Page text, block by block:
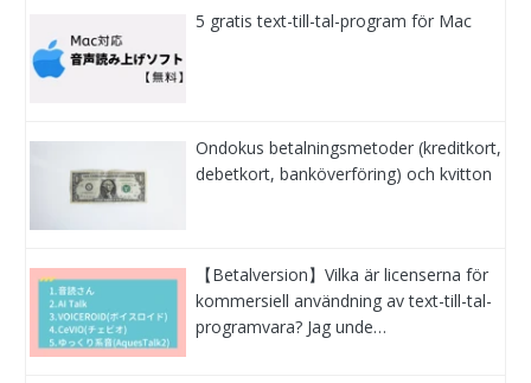
5 gratis text-till-tal-program för Mac
Ondokus betalningsmetoder (kreditkort,
debetkort, banköverföring) och kvitton
【Betalversion】Vilka är licenserna för
kommersiell användning av text-till-tal-
programvara? Jag unde…